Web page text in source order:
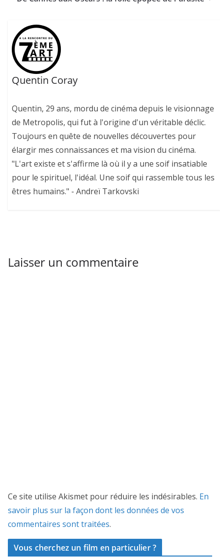
Quentin Coray
Quentin, 29 ans, mordu de cinéma depuis le visionnage
de Metropolis, qui fut à l'origine d'un véritable déclic.
Toujours en quête de nouvelles découvertes pour
élargir mes connaissances et ma vision du cinéma.
"L'art existe et s'affirme là où il y a une soif insatiable
pour le spirituel, l'idéal. Une soif qui rassemble tous les
êtres humains." - Andreï Tarkovski
Laisser un commentaire
Ce site utilise Akismet pour réduire les indésirables. En
savoir plus sur la façon dont les données de vos
commentaires sont traitées.
Vous cherchez un film en particulier ?